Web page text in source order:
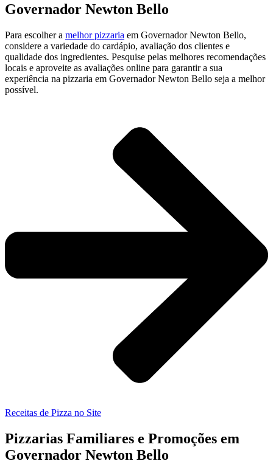
Governador Newton Bello
Para escolher a melhor pizzaria em Governador Newton Bello,
considere a variedade do cardápio, avaliação dos clientes e
qualidade dos ingredientes. Pesquise pelas melhores recomendações
locais e aproveite as avaliações online para garantir a sua
experiência na pizzaria em Governador Newton Bello seja a melhor
possível.
Receitas de Pizza no Site
Pizzarias Familiares e Promoções em
Governador Newton Bello